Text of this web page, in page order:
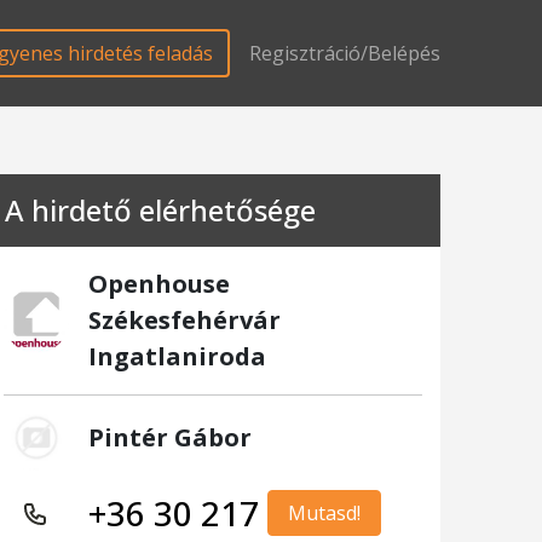
hirdetés feladás Regisztráció/Belépés
A hirdető elérhetősége
Openhouse
Székesfehérvár
Ingatlaniroda
Pintér Gábor
+36 30 217 Mutasd!